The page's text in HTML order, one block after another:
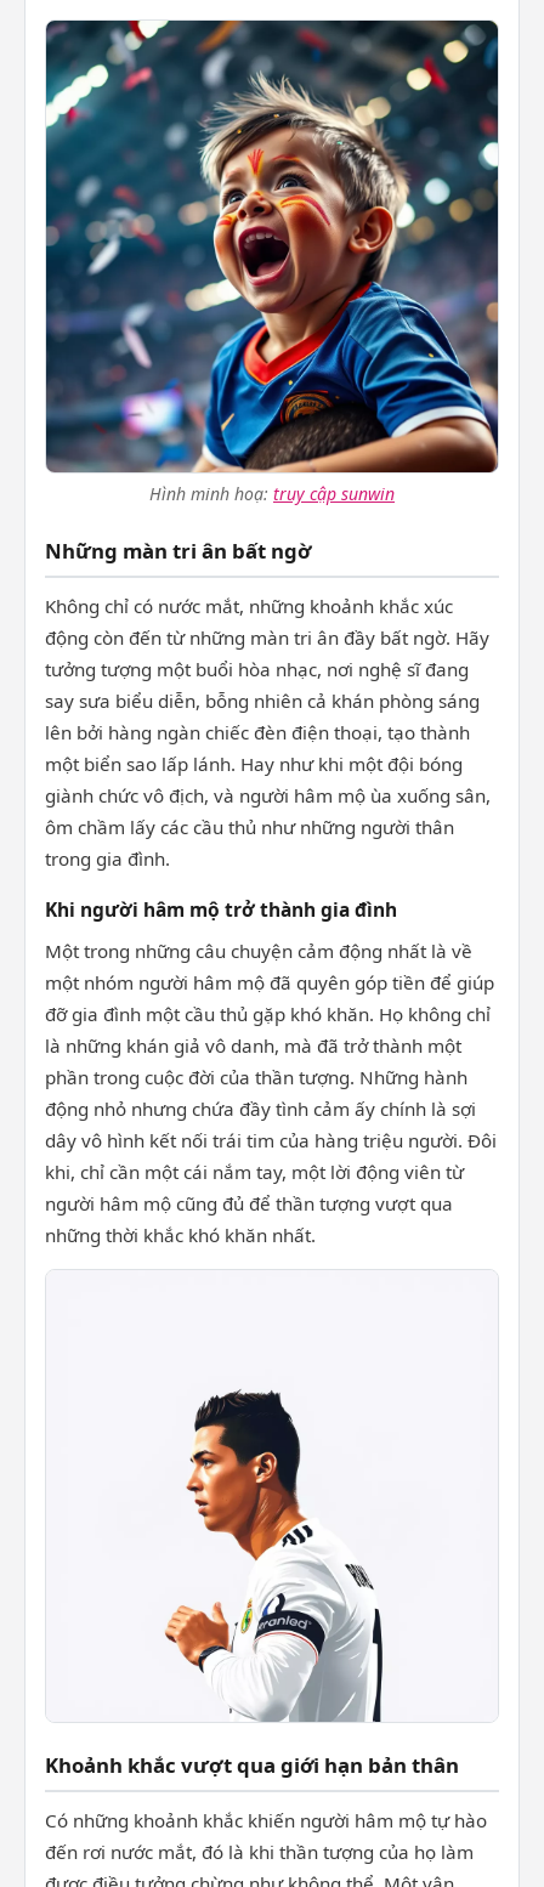
Hình minh hoạ: truy cập sunwin
Những màn tri ân bất ngờ
Không chỉ có nước mắt, những khoảnh khắc xúc
động còn đến từ những màn tri ân đầy bất ngờ. Hãy
tưởng tượng một buổi hòa nhạc, nơi nghệ sĩ đang
say sưa biểu diễn, bỗng nhiên cả khán phòng sáng
lên bởi hàng ngàn chiếc đèn điện thoại, tạo thành
một biển sao lấp lánh. Hay như khi một đội bóng
giành chức vô địch, và người hâm mộ ùa xuống sân,
ôm chầm lấy các cầu thủ như những người thân
trong gia đình.
Khi người hâm mộ trở thành gia đình
Một trong những câu chuyện cảm động nhất là về
một nhóm người hâm mộ đã quyên góp tiền để giúp
đỡ gia đình một cầu thủ gặp khó khăn. Họ không chỉ
là những khán giả vô danh, mà đã trở thành một
phần trong cuộc đời của thần tượng. Những hành
động nhỏ nhưng chứa đầy tình cảm ấy chính là sợi
dây vô hình kết nối trái tim của hàng triệu người. Đôi
khi, chỉ cần một cái nắm tay, một lời động viên từ
người hâm mộ cũng đủ để thần tượng vượt qua
những thời khắc khó khăn nhất.
Khoảnh khắc vượt qua giới hạn bản thân
Có những khoảnh khắc khiến người hâm mộ tự hào
đến rơi nước mắt, đó là khi thần tượng của họ làm